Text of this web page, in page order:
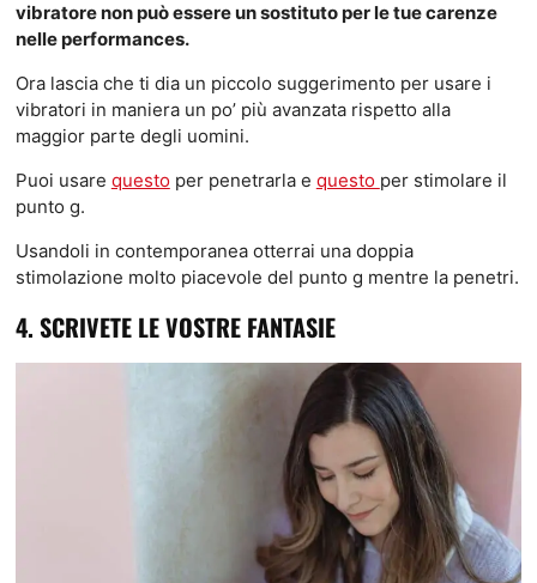
vibratore non può essere un sostituto per le tue carenze
nelle performances.
Ora lascia che ti dia un piccolo suggerimento per usare i
vibratori in maniera un po’ più avanzata rispetto alla
maggior parte degli uomini.
Puoi usare questoper penetrarla e questo per stimolare il
punto g.
Usandoli in contemporanea otterrai una doppia
stimolazione molto piacevole del punto g mentre la penetri.
4. SCRIVETE LE VOSTRE FANTASIE